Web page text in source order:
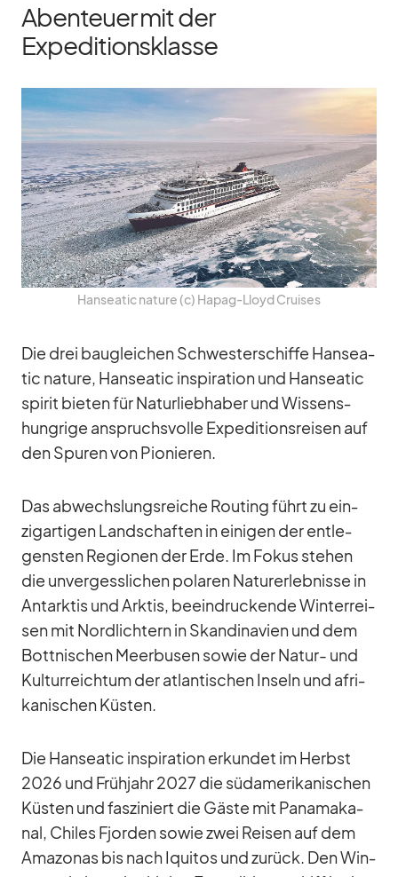
Abenteuer mit der
Expeditionsklasse
Han­sea­tic na­ture (c) Ha­pag-Lloyd Crui­ses
Die drei bau­glei­chen Schwes­ter­schiffe Han­sea­
tic na­ture, Han­sea­tic in­spi­ra­tion und Han­sea­tic
spi­rit bie­ten für Na­tur­lieb­ha­ber und Wis­sens­
hung­rige an­spruchs­volle Ex­pe­di­ti­ons­rei­sen auf
den Spu­ren von Pio­nie­ren.
Das ab­wechs­lungs­rei­che Rou­ting führt zu ein­
zig­ar­ti­gen Land­schaf­ten in ei­ni­gen der ent­le­
gens­ten Re­gio­nen der Erde. Im Fo­kus ste­hen
die un­ver­gess­li­chen po­la­ren Na­tur­er­leb­nisse in
Ant­ark­tis und Ark­tis, be­ein­dru­ckende Win­ter­rei­
sen mit Nord­lich­tern in Skan­di­na­vien und dem
Bot­t­ni­schen Meer­bu­sen so­wie der Na­tur- und
Kul­tur­reich­tum der at­lan­ti­schen In­seln und afri­
ka­ni­schen Küs­ten.
Die Han­sea­tic in­spi­ra­tion er­kun­det im Herbst
2026 und Früh­jahr 2027 die süd­ame­ri­ka­ni­schen
Küs­ten und fas­zi­niert die Gäste mit Pa­na­ma­ka­
nal, Chi­les Fjor­den so­wie zwei Rei­sen auf dem
Ama­zo­nas bis nach Iqui­tos und zu­rück. Den Win­